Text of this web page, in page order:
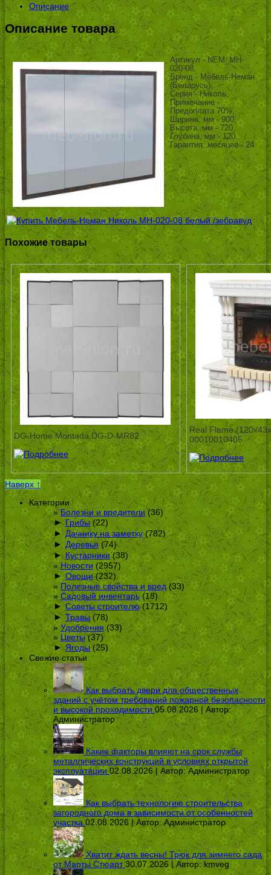
Описание
Описание товара
Артикул - NEM_MH-
020-08,
Бренд - Мебель-Неман
(Беларусь),
Серия - Николь,
Примечание -
Предоплата 70%,
Ширина, мм - 900,
Высота, мм - 720,
Глубина, мм - 120,
Гарантия, месяцев - 24
Похожие товары
DG-Home Montada DG-D-MR82
Real Flame
00010010405
Наверх ↑
Категории
Болезни и вредители (36)
► Грибы(22)
► Дачнику на заметку(782)
► Деревья(74)
► Кустарники(38)
Новости(2957)
► Овощи(232)
Полезные свойства и вред(33)
Садовый инвентарь(18)
► Советы строителю(1712)
► Травы(78)
Удобрения(33)
Цветы(37)
► Ягоды(25)
Свежие статьи
Как выбрать двери для общественных
зданий с учётом требований пожарной безопасности
и высокой проходимости 05.08.2026 | Автор:
Администратор
Какие факторы влияют на срок службы
металлических конструкций в условиях открытой
эксплуатации 02.08.2026 | Автор:Администратор
Как выбрать технологию строительства
загородного дома в зависимости от особенностей
участка 02.08.2026 | Автор:Администратор
Хватит ждать весны! Трюк для зимнего сада
от Марты Стюарт 30.07.2026 | Автор:kmveg